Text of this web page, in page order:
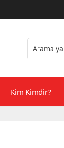
Kim Kimdir?